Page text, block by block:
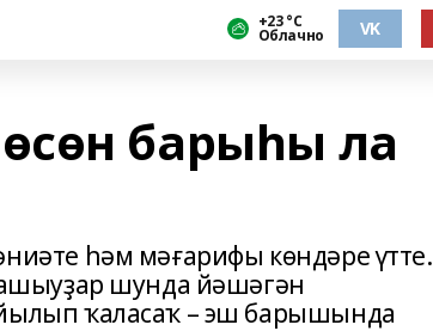
+23 °С
Облачно VK
барыһы ла
һәм мәғарифы көндәре үтте.
шунда йәшәгән
ҡаласаҡ – эш барышында